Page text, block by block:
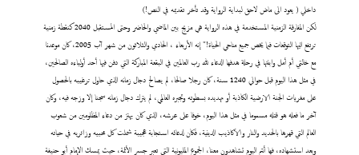
داخلي ( يعود الى ماض لاحق لبداية الرواية وقد تأخر تقديمه في النص!)
لكن المفارقة الزمنية المستخدمة في هذه الرواية هي مزيج بين الماضي والحاضر وحتى المستقبل 2040 كنقطة زمنية
ترتفع اليها التوقعات فيما يخص جميع مناحي الحياة!" إنه الأربعاء ، الحادي والثلاثون من شهر آب 2005، كان موعدنا
مع خالتي أم أمل وابنتها في رحلة هدفها الدعاء لله رب العالمين في البقعة المباركة التي دفن فيها أحد أولياءه الصالحين،
في مثل هذا اليوم قبل حوالي 1240 سنة، كان رجلا صالحا، لم يصالح دجال زمانه الذي حاول ترغيبه بالحصول
على مغريات الجنة الارضية الكاذبة أو تهديده بسطوته وتجبره العالمي، لم يترك دجال زمانه سجنا إلا وزجه فيه، وكان
آخر ما فعله هو قتله مسموما في مثل هذا اليوم، خوفا على عرشه، الذي كان يهتز من دعاء المظلومين من شعوب
العالم التي قهرها بالحديد والنار والاكاذيب الدينية، فكان لدعائه استجابة عجيبة شملت كل محبيه وزائريه في حياته
وبعد استشهاده، فها أنتم اليوم تشاهدون معنا، الجموع المليونية التي تعبر جسر الأئمة، حيث يمسك الإمام أبو حنيفة